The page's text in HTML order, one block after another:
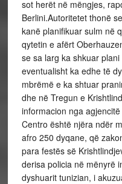
sot herët në mëngjes,
Berlini.Autoritetet thonë
kanë planifikuar sulm në
qytetin e afërt
se sa larg ka shkuar
eventualisht ka edhe të
mbrëmë e ka shtuar
dhe në Tregun e
informacion nga
Centro është njëra ndër
afro 250 dyqane, që
para festës së
derisa policia në mënyrë
dyshuarit tunizian, i